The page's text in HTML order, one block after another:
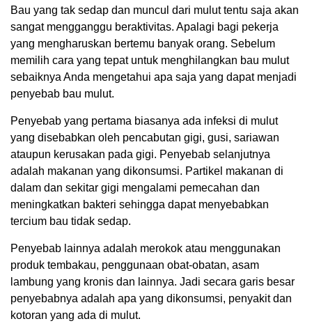
Bau yang tak sedap dan muncul dari mulut tentu saja akan
sangat mengganggu beraktivitas. Apalagi bagi pekerja
yang mengharuskan bertemu banyak orang. Sebelum
memilih cara yang tepat untuk menghilangkan bau mulut
sebaiknya Anda mengetahui apa saja yang dapat menjadi
penyebab bau mulut.
Penyebab yang pertama biasanya ada infeksi di mulut
yang disebabkan oleh pencabutan gigi, gusi, sariawan
ataupun kerusakan pada gigi. Penyebab selanjutnya
adalah makanan yang dikonsumsi. Partikel makanan di
dalam dan sekitar gigi mengalami pemecahan dan
meningkatkan bakteri sehingga dapat menyebabkan
tercium bau tidak sedap.
Penyebab lainnya adalah merokok atau menggunakan
produk tembakau, penggunaan obat-obatan, asam
lambung yang kronis dan lainnya. Jadi secara garis besar
penyebabnya adalah apa yang dikonsumsi, penyakit dan
kotoran yang ada di mulut.